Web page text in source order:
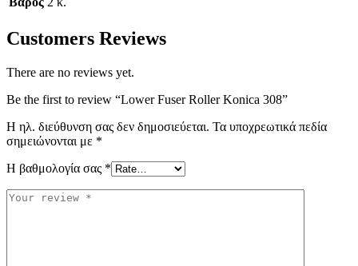
Customers Reviews
There are no reviews yet.
Be the first to review “Lower Fuser Roller Konica 308”
Η ηλ. διεύθυνση σας δεν δημοσιεύεται. Τα υποχρεωτικά πεδία
σημειώνονται με *
Η βαθμολογία σας *